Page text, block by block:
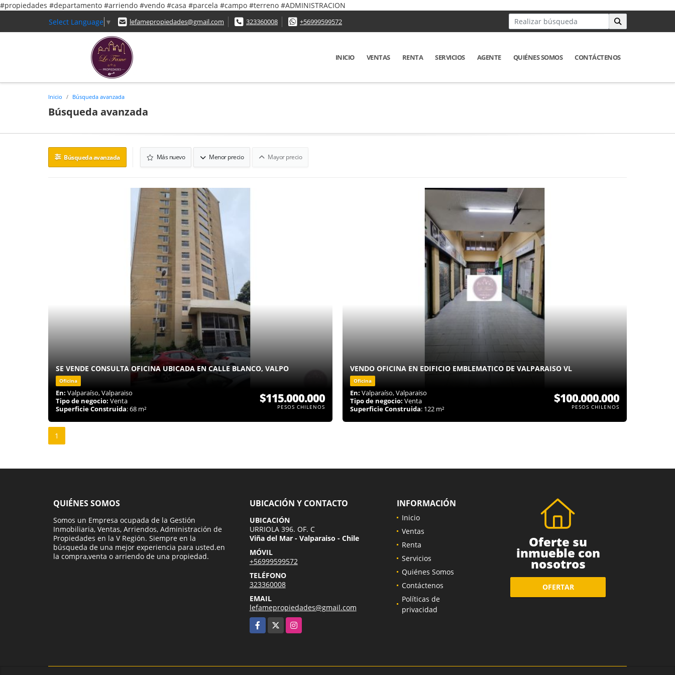
#propiedades #departamento #arriendo #vendo #casa #parcela #campo #terreno #ADMINISTRACION
Select Language ▼ lefamepropiedades@gmail.com 323360008 +56999599572
INICIO VENTAS RENTA SERVICIOS AGENTE QUIÉNES SOMOS CONTÁCTENOS
Inicio Búsqueda avanzada
Búsqueda avanzada
Búsqueda avanzada Más nuevo Menor precio Mayor precio
SE VENDE CONSULTA OFICINA UBICADA EN CALLE BLANCO, VALPO
Oficina
En: Valparaíso, Valparaiso
Tipo de negocio: Venta
Superficie Construida: 68 m²
$115.000.000
PESOS CHILENOS
VENDO OFICINA EN EDIFICIO EMBLEMATICO DE VALPARAISO VL
Oficina
En: Valparaíso, Valparaiso
Tipo de negocio: Venta
Superficie Construida: 122 m²
$100.000.000
PESOS CHILENOS
1
QUIÉNES SOMOS
Somos un Empresa ocupada de la Gestión
Inmobiliaria, Ventas, Arriendos, Administración de
Propiedades en la V Región. Siempre en la
búsqueda de una mejor experiencia para usted.en
la compra,venta o arriendo de una propiedad.
UBICACIÓN Y CONTACTO
UBICACIÓN
URRIOLA 396. OF. C
Viña del Mar - Valparaiso - Chile
MÓVIL
+56999599572
TELÉFONO
323360008
EMAIL
lefamepropiedades@gmail.com
Facebook
Instagram
INFORMACIÓN
Inicio
Ventas
Renta
Servicios
Quiénes Somos
Contáctenos
Políticas de
privacidad
Oferte su
inmueble con
nosotros
OFERTAR